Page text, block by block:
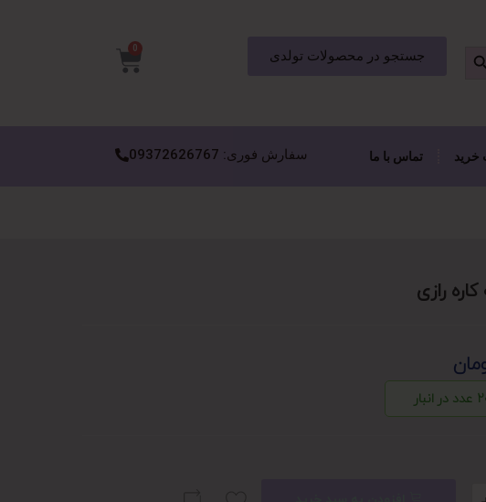
جستجو در محصولات تولدی 0
خرید تماس با ما سفارش فوری: 09372626767
رازی